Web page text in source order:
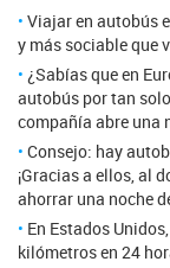
Viajar en autobús
y más sociable que
¿Sabías que en
autobús por tan
compañía abre una
Consejo: hay
¡Gracias a ellos, al
ahorrar una noche
En Estados
kilómetros en 24